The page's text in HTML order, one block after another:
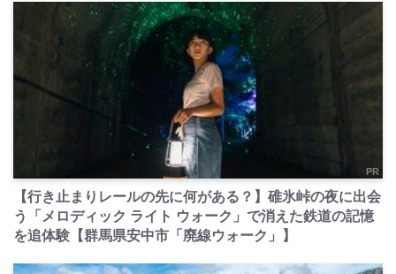
PR
【行き止まりレールの先に何がある？】碓氷峠の夜に出会
う「メロディック ライト ウォーク」で消えた鉄道の記憶
を追体験【群馬県安中市「廃線ウォーク」】